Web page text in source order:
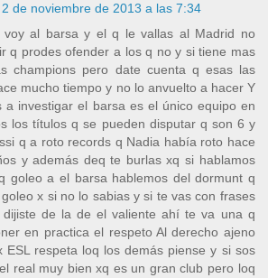
2 de noviembre de 2013 a las 7:34
voy al barsa y el q le vallas al Madrid no
q prodes ofender a los q no y si tiene mas
champions pero date cuenta q esas las
mucho tiempo y no lo anvuelto a hacer Y
a investigar el barsa es el único equipo en
los títulos q se pueden disputar q son 6 y
q a roto records q Nadia había roto hace
y además deq te burlas xq si hablamos
goleo a el barsa hablemos del dormunt q
x si no lo sabias y si te vas con frases
de la de el valiente ahí te va una q
en practica el respeto Al derecho ajeno
ESL respeta loq los demás piense y si sos
real muy bien xq es un gran club pero loq